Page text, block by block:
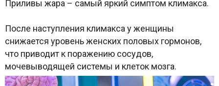
Приливы жара – самый яркий симптом климакса.
После наступления климакса у женщины
снижается уровень женских половых гормонов,
что приводит к поражению сосудов,
мочевыводящей системы и клеток мозга.